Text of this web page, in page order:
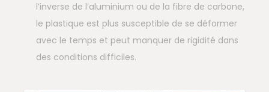
l’inverse de l’aluminium ou de la fibre de carbone,
le plastique est plus susceptible de se déformer
avec le temps et peut manquer de rigidité dans
des conditions difficiles.